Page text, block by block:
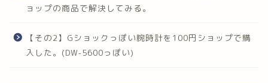
ョップの商品で解決してみる。
【その2】Gショックっぽい腕時計を100円ショップで購
入した。(DW-5600っぽい)